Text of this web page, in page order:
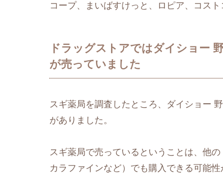
コープ、まいばすけっと、ロピア、コス
ドラッグストアではダイショー
が売っていました
スギ薬局を調査したところ、ダイショー
がありました。
スギ薬局で売っているということは、他
カラファインなど）でも購入できる可能性